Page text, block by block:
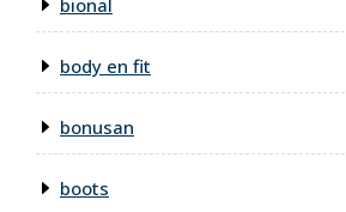
bional
body en fit
bonusan
boots